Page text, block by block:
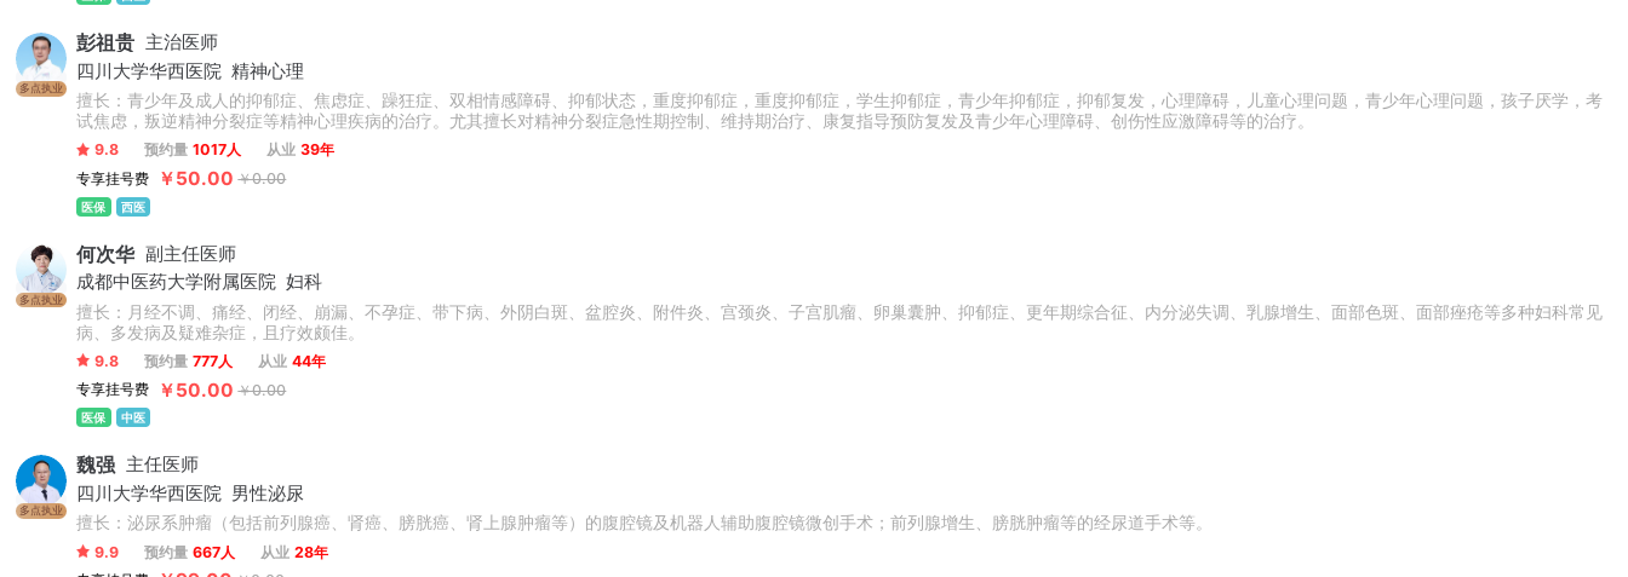
多点执业
彭祖贵 主治医师
四川大学华西医院 精神心理
擅长：青少年及成人的抑郁症、焦虑症、躁狂症、双相情感障碍、抑郁状态，重度抑郁症，重度抑郁症，学生抑郁症，青少年抑郁症，抑郁复发，心理障碍，儿童心理问题，青少年心理问题，孩子厌学，考
试焦虑，叛逆精神分裂症等精神心理疾病的治疗。尤其擅长对精神分裂症急性期控制、维持期治疗、康复指导预防复发及青少年心理障碍、创伤性应激障碍等的治疗。
9.8 预约量 1017人 从业 39年
专享挂号费
￥50.00 ￥0.00
医保 西医
多点执业
何次华 副主任医师
成都中医药大学附属医院 妇科
擅长：月经不调、痛经、闭经、崩漏、不孕症、带下病、外阴白斑、盆腔炎、附件炎、宫颈炎、子宫肌瘤、卵巢囊肿、抑郁症、更年期综合征、内分泌失调、乳腺增生、面部色斑、面部痤疮等多种妇科常见
病、多发病及疑难杂症，且疗效颇佳。
9.8 预约量 777人 从业 44年
专享挂号费
￥50.00 ￥0.00
医保 中医
多点执业
魏强 主任医师
四川大学华西医院
男性泌尿
擅长：泌尿系肿瘤（包括前列腺癌、肾癌、膀胱癌、肾上腺肿瘤等）的腹腔镜及机器人辅助腹腔镜微创手术；前列腺增生、膀胱肿瘤等的经尿道手术等。
9.9 预约量 667人 从业 28年